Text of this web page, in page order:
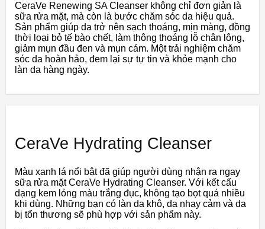
CeraVe Renewing SA Cleanser không chỉ đơn giản là
sữa rửa mặt, mà còn là bước chăm sóc da hiệu quả.
Sản phẩm giúp da trở nên sạch thoáng, mịn màng, đồng
thời loại bỏ tế bào chết, làm thông thoáng lỗ chân lông,
giảm mụn đầu đen và mụn cám. Một trải nghiệm chăm
sóc da hoàn hảo, đem lại sự tự tin và khỏe mạnh cho
làn da hàng ngày.
CeraVe Hydrating Cleanser
Màu xanh lá nổi bật đã giúp người dùng nhận ra ngay
sữa rửa mặt CeraVe Hydrating Cleanser. Với kết cấu
dạng kem lỏng màu trắng đục, không tạo bọt quá nhiều
khi dùng. Những bạn có làn da khô, da nhạy cảm và da
bị tổn thương sẽ phù hợp với sản phẩm này.